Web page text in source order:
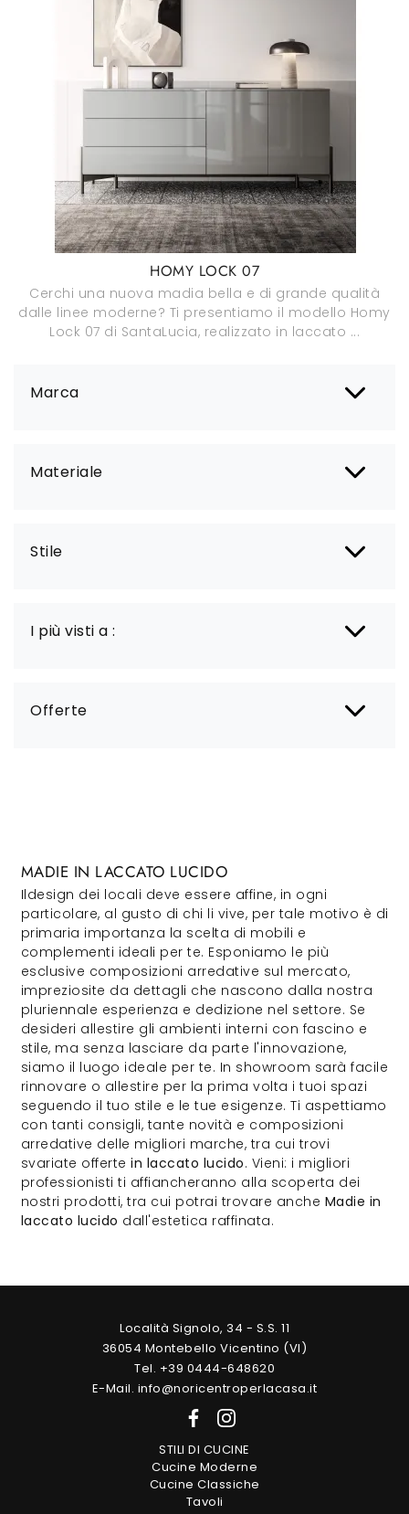
Marca
Materiale
Stile
I più visti a :
Offerte
HOMY LOCK 07
Cerchi una nuova madia bella e di grande qualità
dalle linee moderne? Ti presentiamo il modello Homy
Lock 07 di SantaLucia, realizzato in laccato ...
MADIE IN LACCATO LUCIDO
Ildesign dei locali deve essere affine, in ogni
particolare, al gusto di chi li vive, per tale motivo è di
primaria importanza la scelta di mobili e
complementi ideali per te. Esponiamo le più
esclusive composizioni arredative sul mercato,
impreziosite da dettagli che nascono dalla nostra
pluriennale esperienza e dedizione nel settore. Se
desideri allestire gli ambienti interni con fascino e
stile, ma senza lasciare da parte l'innovazione,
siamo il luogo ideale per te. In showroom sarà facile
rinnovare o allestire per la prima volta i tuoi spazi
seguendo il tuo stile e le tue esigenze. Ti aspettiamo
con tanti consigli, tante novità e composizioni
arredative delle migliori marche, tra cui trovi
svariate offerte in laccato lucido. Vieni: i migliori
professionisti ti affiancheranno alla scoperta dei
nostri prodotti, tra cui potrai trovare anche Madie in
laccato lucido dall'estetica raffinata.
Località Signolo, 34 - S.S. 11
36054 Montebello Vicentino (VI)
Tel. +39 0444-648620
E-Mail. info@noricentroperlacasa.it
STILI DI CUCINE
Cucine Moderne
Cucine Classiche
Tavoli